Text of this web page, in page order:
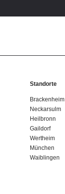
Standorte
Brackenheim
Neckarsulm
Heilbronn
Gaildorf
Wertheim
München
Waiblingen